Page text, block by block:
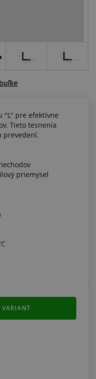
"L" pre efektívne
Tieto tesnenia
prevedení.
priemysel
VARIANT